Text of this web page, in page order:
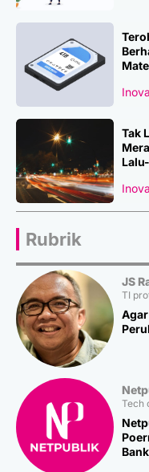
Tak
Rubrik
JS
TI
Tech